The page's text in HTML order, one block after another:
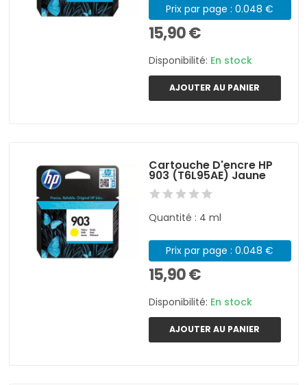
Prix par page : 0.048 €
15,90 €
Disponibilité: En stock
AJOUTER AU PANIER
Cartouche D'encre HP
903 (T6L95AE) Jaune
Quantité : 4 ml
Prix par page : 0.048 €
15,90 €
Disponibilité: En stock
AJOUTER AU PANIER